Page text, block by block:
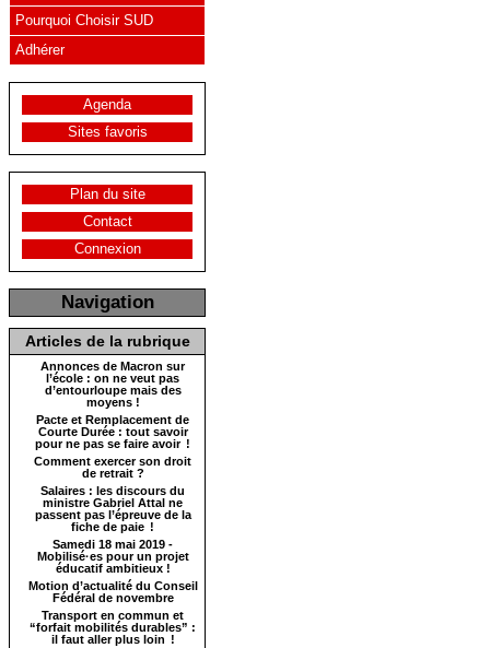
Pourquoi Choisir SUD
Adhérer
Agenda
Sites favoris
Plan du site
Contact
Connexion
Navigation
Articles de la rubrique
Annonces de Macron sur
l’école : on ne veut pas
d’entourloupe mais des
moyens !
Pacte et Remplacement de
Courte Durée : tout savoir
pour ne pas se faire avoir !
Comment exercer son droit
de retrait ?
Salaires : les discours du
ministre Gabriel Attal ne
passent pas l’épreuve de la
fiche de paie !
Samedi 18 mai 2019 -
Mobilisé·es pour un projet
éducatif ambitieux !
Motion d’actualité du Conseil
Fédéral de novembre
Transport en commun et
“forfait mobilités durables” :
il faut aller plus loin !